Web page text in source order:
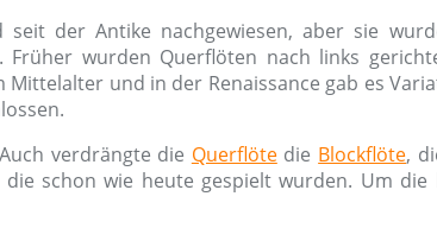
seit der Antike nachgewiesen, aber sie
Früher wurden Querflöten nach links
und in der Renaissance gab es
verdrängte die Querflötedie Blockflöte,
schon wie heute gespielt wurden. Um